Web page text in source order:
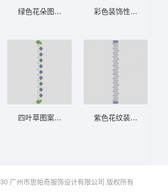
装饰 窗帘
窗帘
绿色花朵图案装饰带 窗帘
四叶草图案重复排列 窗帘
彩色装饰性花纹图案集
紫色花纹装饰图案 窗帘
广州市思帕奇服饰设计有限公司 版权所有